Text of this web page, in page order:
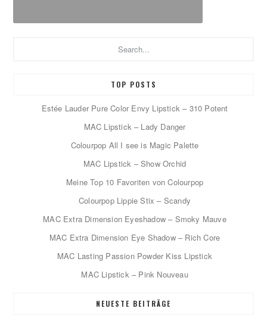
TOP POSTS
Estée Lauder Pure Color Envy Lipstick – 310 Potent
MAC Lipstick – Lady Danger
Colourpop All I see is Magic Palette
MAC Lipstick – Show Orchid
Meine Top 10 Favoriten von Colourpop
Colourpop Lippie Stix – Scandy
MAC Extra Dimension Eyeshadow – Smoky Mauve
MAC Extra Dimension Eye Shadow – Rich Core
MAC Lasting Passion Powder Kiss Lipstick
MAC Lipstick – Pink Nouveau
NEUESTE BEITRÄGE